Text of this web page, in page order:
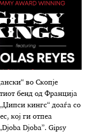
во Скопје
бенд од Франција
кингс“ доаѓа со
кој ги отпеа
Djoba”. Gipsy